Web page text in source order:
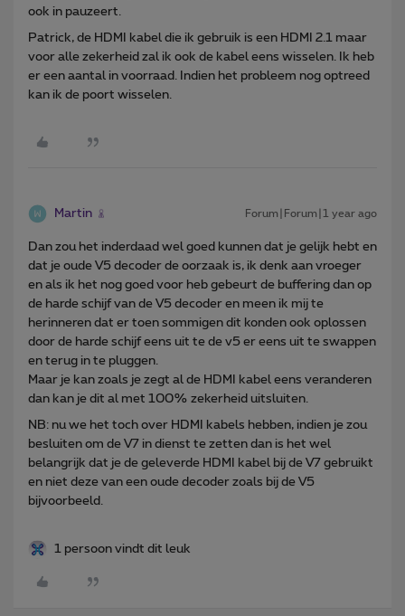
ook in pauzeert.
Patrick, de HDMI kabel die ik gebruik is een HDMI 2.1 maar
voor alle zekerheid zal ik ook de kabel eens wisselen. Ik heb
er een aantal in voorraad. Indien het probleem nog optreed
kan ik de poort wisselen.
Martin Forum|Forum|1 year ago
Dan zou het inderdaad wel goed kunnen dat je gelijk hebt en
dat je oude V5 decoder de oorzaak is, ik denk aan vroeger
en als ik het nog goed voor heb gebeurt de buffering dan op
de harde schijf van de V5 decoder en meen ik mij te
herinneren dat er toen sommigen dit konden ook oplossen
door de harde schijf eens uit te de v5 er eens uit te swappen
en terug in te pluggen.
Maar je kan zoals je zegt al de HDMI kabel eens veranderen
dan kan je dit al met 100% zekerheid uitsluiten.
NB: nu we het toch over HDMI kabels hebben, indien je zou
besluiten om de V7 in dienst te zetten dan is het wel
belangrijk dat je de geleverde HDMI kabel bij de V7 gebruikt
en niet deze van een oude decoder zoals bij de V5
bijvoorbeeld.
1 persoon vindt dit leuk